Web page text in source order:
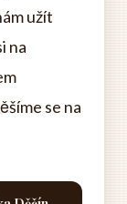
užít
na
se na